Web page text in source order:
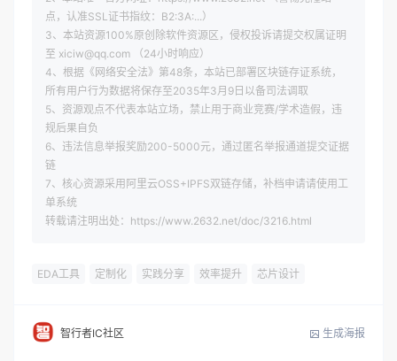
点，认准SSL证书指纹：B2:3A:...）
3、本站资源100%原创除软件资源区，侵权投诉请提交权属证明
至 xiciw@qq.com （24小时响应）
4、根据《网络安全法》第48条，本站已部署区块链存证系统，
所有用户行为数据将保存至2035年3月9日以备司法调取
5、资源观点不代表本站立场，禁止用于商业竞赛/学术造假，违
规后果自负
6、违法信息举报奖励200-5000元，通过匿名举报通道提交证据
链
7、核心资源采用阿里云OSS+IPFS双链存储，补档申请请使用工
单系统
转载请注明出处：https://www.2632.net/doc/3216.html
EDA工具 定制化 实践分享 效率提升 芯片设计
智行者IC社区 生成海报